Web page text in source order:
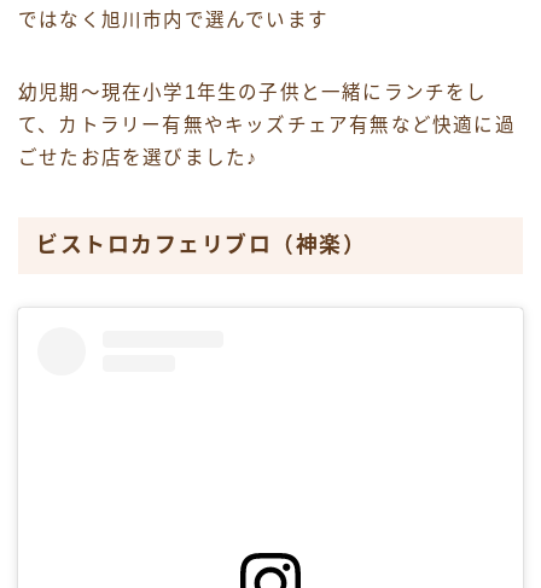
ではなく旭川市内で選んでいます
幼児期〜現在小学1年生の子供と一緒にランチをし
て、カトラリー有無やキッズチェア有無など快適に過
ごせたお店を選びました♪
ビストロカフェリブロ（神楽）